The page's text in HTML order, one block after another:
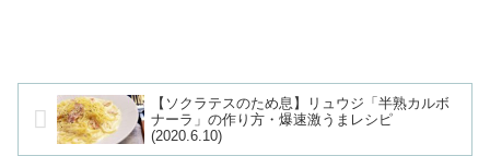
【ソクラテスのため息】リュウジ「半熟カルボ
ナーラ」の作り方・爆速激うまレシピ
(2020.6.10)